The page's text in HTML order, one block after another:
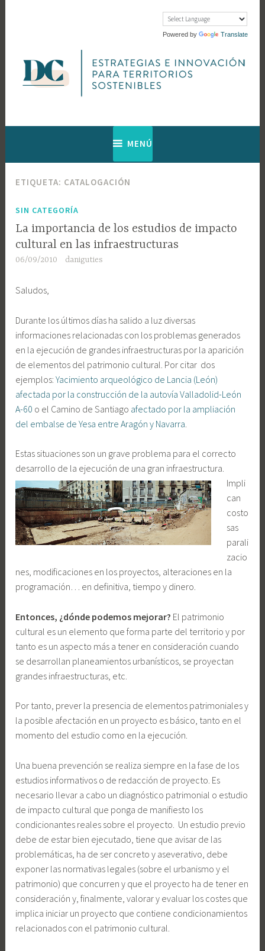
Powered by Translate
Diagnosis
Cultural
MENÚ
ETIQUETA: CATALOGACIÓN
SIN CATEGORÍA
La importancia de los estudios de impacto
cultural en las infraestructuras
06/09/2010 daniguties
Saludos,
Durante los últimos días ha salido a luz diversas
informaciones relacionadas con los problemas generados
en la ejecución de grandes infraestructuras por la aparición
de elementos del patrimonio cultural. Por citar dos
ejemplos:Yacimiento arqueológico de Lancia (León)
afectada por la construcción de la autovía Valladolid-León
A-60 o el Camino de Santiago afectado por la ampliación
del embalse de Yesa entre Aragón y Navarra
Estas situaciones son un grave problema para el correcto
desarrollo de la ejecución de una gran infraestructura.
Impli
can
costo
sas
parali
zacio
nes, modificaciones en los proyectos, alteraciones en la
programación… en definitiva, tiempo y dinero.
Entonces, ¿dónde podemos mejorar? El patrimonio
cultural es un elemento que forma parte del territorio y por
tanto es un aspecto más a tener en consideración cuando
se desarrollan planeamientos urbanísticos, se proyectan
grandes infraestructuras, etc.
Por tanto, prever la presencia de elementos patrimoniales y
la posible afectación en un proyecto es básico, tanto en el
momento del estudio como en la ejecución.
Una buena prevención se realiza siempre en la fase de los
estudios informativos o de redacción de proyecto. Es
necesario llevar a cabo un diagnóstico patrimonial o estudio
de impacto cultural que ponga de manifiesto los
condicionantes reales sobre el proyecto. Un estudio previo
debe de estar bien ejecutado, tiene que avisar de las
problemáticas, ha de ser concreto y aseverativo, debe
exponer las normativas legales (sobre el urbanismo y el
patrimonio) que concurren y que el proyecto ha de tener en
consideración y, finalmente, valorar y evaluar los costes que
implica iniciar un proyecto que contiene condicionamientos
relacionados con el patrimonio cultural.